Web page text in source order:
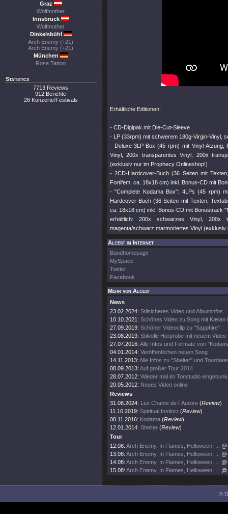
Graz
Wolfmother
Innsbruck
Wolfmother
Dinkelsbühl
Arch Enemy (+21)
Arch Enemy (+21)
München
Rose Tattoo
Statistics
7713 Reviews
912 Berichte
26 Konzerte/Festivals
Erhältliche Editionen:
- CD-Digipak mit Die-Cut-Sleeve
- LP (33rpm) mit schwerem 180g-Virgin-Vinyl,
- Deluxe-3LP-Box (45 rpm) mit Vinyl-
Vinyl, 200x transparentes Vinyl, 200x
(exklusiv nur im Prophecy Onlineshop!)
- 2CD-Hardcover-Buch (36 Seiten mit
Fortifem, ca. 18x18 cm) inkl. Bonus-CD mit
- "Complete Kodama Box": 4LPs (45 rpm)
Hardcover-Buch (36 Seiten mit Texten,
ca. 18x18 cm) inkl. Bonus-CD mit Bonustrack
erhältlich: 200x schwarzes Vinyl, 200x
magenta/schwarz marmoriertes Vinyl
Alcest im Internet
Bandhomepage
MySpace
Twitter
Facebook
Mehr von Alcest
News
23.02.2024: Stilsicheres Video und Albuminfos
10.10.2021: Schönes Video zu Song mit Kælan
27.09.2019: Schöner Videoclip zu "Sapphire"
23.08.2019: Stilvolle Hörprobe mit neuem Video
27.07.2016: Alle Infos und Formate von
04.01.2014: Veröffentlichen neuen Song
14.11.2013: Alle Infos zu "Shelter" und
08.09.2013: Auf großer Tour 2014
28.07.2012: Wieder mal im Tonstudio
20.05.2012: Neues Video online
Reviews
31.08.2024: Les Chants de l´Aurore (Review)
11.10.2019: Spiritual Instinct (Review)
08.11.2016: Kodama (Review)
12.01.2014: Shelter (Review)
Tour
12.08: Arch Enemy, In Flames, Helloween, ...
13.08: Arch Enemy, In Flames, Helloween, ...
14.08: Arch Enemy, In Flames, Helloween, ...
15.08: Arch Enemy, In Flames, Helloween, ...
©